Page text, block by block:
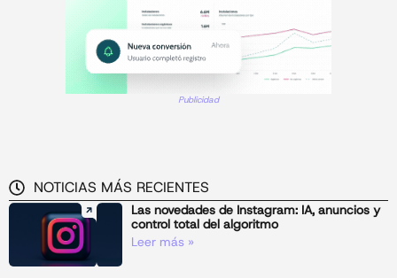
Publicidad
NOTICIAS MÁS RECIENTES
Las novedades de Instagram: IA, anuncios y
control total del algoritmo
Leer más »